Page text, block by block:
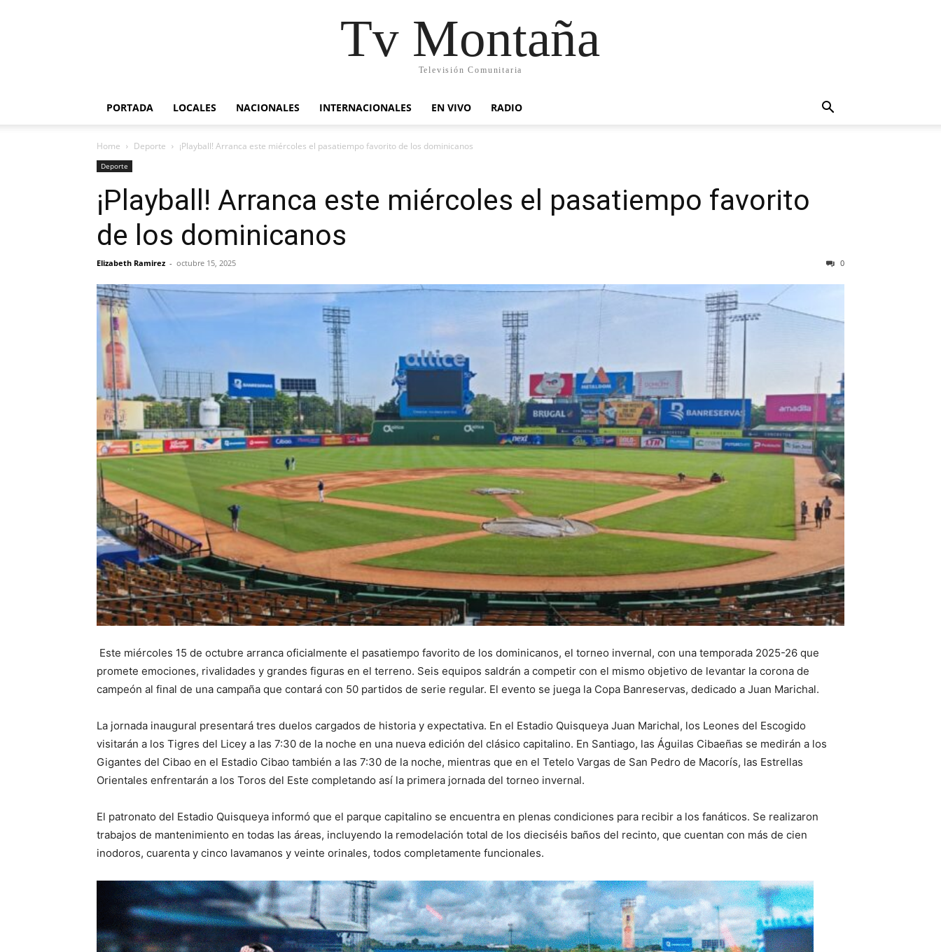
Tv Montaña
Televisión Comunitaria
PORTADA LOCALES NACIONALES INTERNACIONALES EN VIVO RADIO
Home Deporte ¡Playball! Arranca este miércoles el pasatiempo favorito de los dominicanos
Deporte
¡Playball! Arranca este miércoles el pasatiempo favorito
de los dominicanos
Elizabeth Ramirez - octubre 15, 2025 0
Este miércoles 15 de octubre arranca oficialmente el pasatiempo favorito de los dominicanos, el torneo invernal, con una temporada 2025-26 que
promete emociones, rivalidades y grandes figuras en el terreno. Seis equipos saldrán a competir con el mismo objetivo de levantar la corona de
campeón al final de una campaña que contará con 50 partidos de serie regular. El evento se juega la Copa Banreservas, dedicado a Juan Marichal.
La jornada inaugural presentará tres duelos cargados de historia y expectativa. En el Estadio Quisqueya Juan Marichal, los Leones del Escogido
visitarán a los Tigres del Licey a las 7:30 de la noche en una nueva edición del clásico capitalino. En Santiago, las Águilas Cibaeñas se medirán a los
Gigantes del Cibao en el Estadio Cibao también a las 7:30 de la noche, mientras que en el Tetelo Vargas de San Pedro de Macorís, las Estrellas
Orientales enfrentarán a los Toros del Este completando así la primera jornada del torneo invernal.
El patronato del Estadio Quisqueya informó que el parque capitalino se encuentra en plenas condiciones para recibir a los fanáticos. Se realizaron
trabajos de mantenimiento en todas las áreas, incluyendo la remodelación total de los dieciséis baños del recinto, que cuentan con más de cien
inodoros, cuarenta y cinco lavamanos y veinte orinales, todos completamente funcionales.